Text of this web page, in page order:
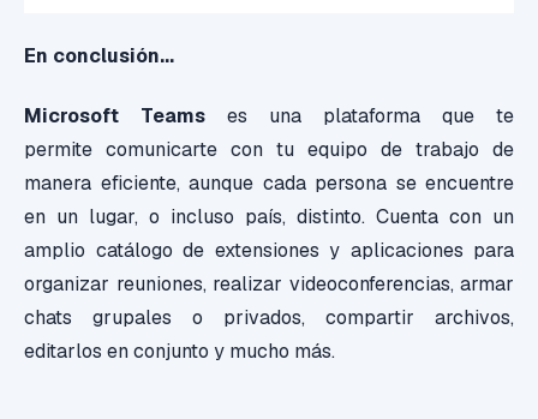
En conclusión...
Microsoft Teams es una plataforma que te
permite comunicarte con tu equipo de trabajo de
manera eficiente, aunque cada persona se encuentre
en un lugar, o incluso país, distinto. Cuenta con un
amplio catálogo de extensiones y aplicaciones para
organizar reuniones, realizar videoconferencias, armar
chats grupales o privados, compartir archivos,
editarlos en conjunto y mucho más.